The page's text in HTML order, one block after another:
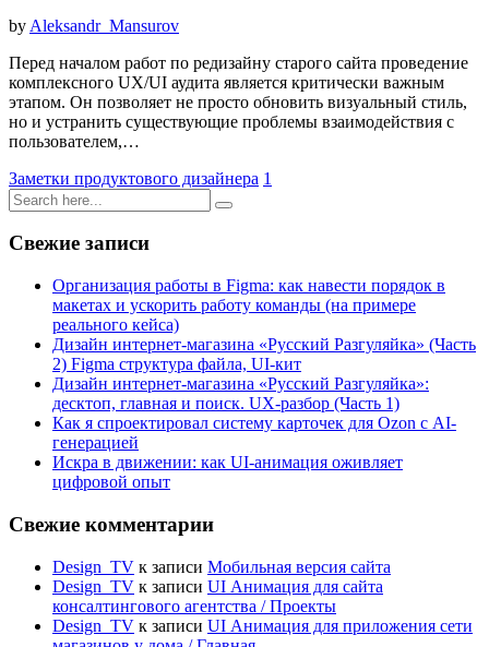
by Aleksandr_Mansurov
Перед началом работ по редизайну старого сайта проведение
комплексного UX/UI аудита является критически важным
этапом. Он позволяет не просто обновить визуальный стиль,
но и устранить существующие проблемы взаимодействия с
пользователем,…
Заметки продуктового дизайнера 1
Свежие записи
Организация работы в Figma: как навести порядок в
макетах и ускорить работу команды (на примере
реального кейса)
Дизайн интернет-магазина «Русский Разгуляйка» (Часть
2) Figma структура файла, UI-кит
Дизайн интернет-магазина «Русский Разгуляйка»:
десктоп, главная и поиск. UX-разбор (Часть 1)
Как я спроектировал систему карточек для Ozon с AI-
генерацией
Искра в движении: как UI-анимация оживляет
цифровой опыт
Свежие комментарии
Design_TV к записи Мобильная версия сайта
Design_TV к записи UI Анимация для сайта
консалтингового агентства / Проекты
Design_TV к записи UI Анимация для приложения сети